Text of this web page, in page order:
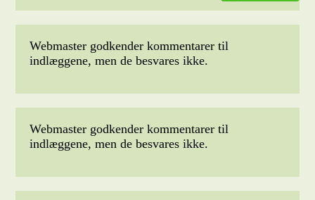
Webmaster godkender kommentarer til
indlæggene, men de besvares ikke.
Webmaster godkender kommentarer til
indlæggene, men de besvares ikke.